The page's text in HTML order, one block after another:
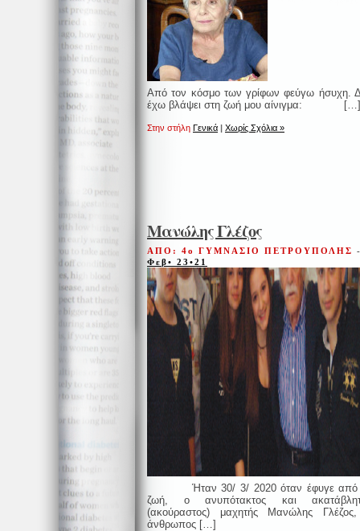
Aπό τον κόσμο των γρίφων φεύγω ήσυχη.
έχω βλάψει στη ζωή μου αίνιγμα: […]
Στην στήλη Γενικά | Χωρίς Σχόλια »
Μανώλης Γλέζος
ΑΠΟ: 4ο ΓΥΜΝΑΣΙΟ ΠΕΤΡΟΥΠΟΛΗΣ
Φεβ• 23•21
Ήταν 30/ 3/ 2020 όταν έφυγε από
ζωή, ο ανυπότακτος και
(ακούραστος) μαχητής Μανώλης
άνθρωπος […]